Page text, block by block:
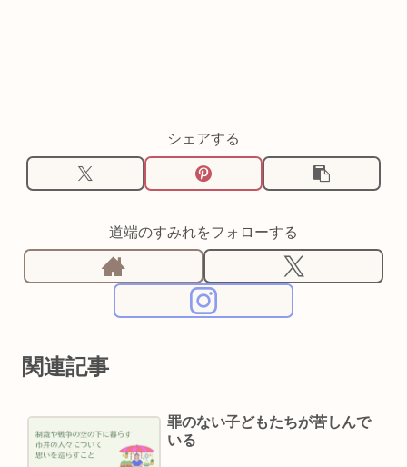
シェアする
道端のすみれをフォローする
関連記事
罪のない子どもたちが苦しんで
いる